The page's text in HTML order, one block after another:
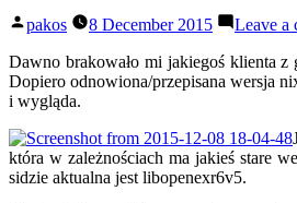
Posted
pakos 8 December 2015 Leave a
Dawno brakowało mi jakiegoś klienta z
Dopiero odnowiona/przepisana wersja
i wygląda.
która w zależnościach ma jakieś stare
sidzie aktualna jest libopenexr6v5.